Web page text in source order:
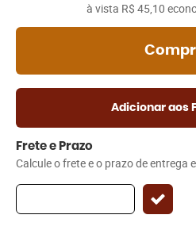
à vista R$ 45,10
Adicionar aos
Frete e Prazo
Calcule o frete e o prazo de entrega